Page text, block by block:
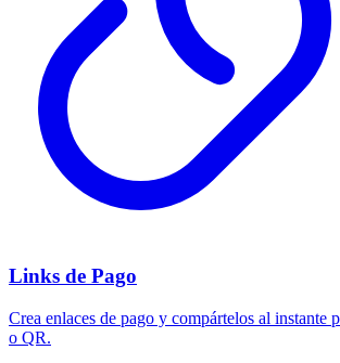
Links de Pago
Crea enlaces de pago y compártelos al instante
o QR.